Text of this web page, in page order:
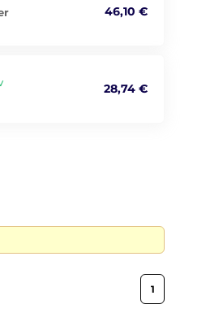
46,10 €
28,74 €
1